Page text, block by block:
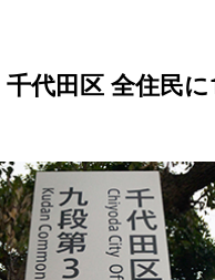
千代田区 全住民